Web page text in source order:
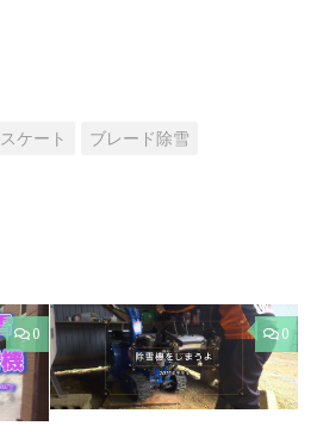
ケート
ブレード除雪
0 0